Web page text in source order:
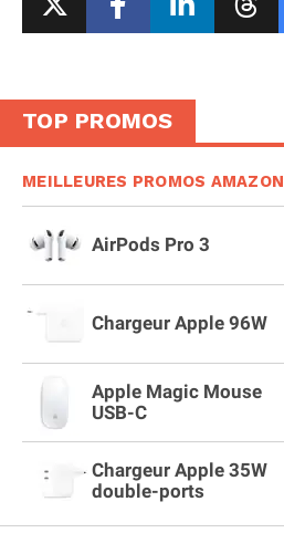
TOP PROMOS
MEILLEURES PROMOS AMAZON
AirPods Pro 3
Chargeur Apple 96W
Apple Magic Mouse
USB-C
Chargeur Apple 35W
double-ports